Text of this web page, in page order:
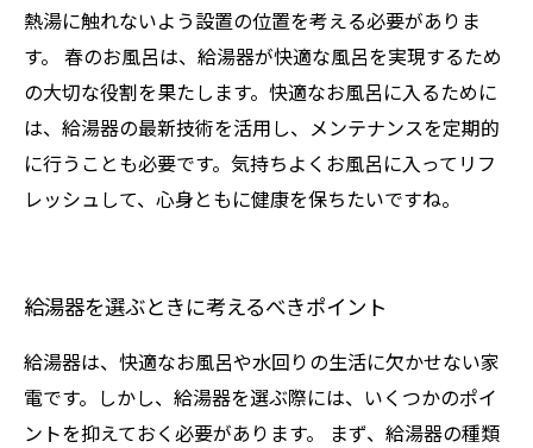
熱湯に触れないよう設置の位置を考える必要がありま
す。 春のお風呂は、給湯器が快適な風呂を実現するため
の大切な役割を果たします。快適なお風呂に入るために
は、給湯器の最新技術を活用し、メンテナンスを定期的
に行うことも必要です。気持ちよくお風呂に入ってリフ
レッシュして、心身ともに健康を保ちたいですね。
給湯器を選ぶときに考えるべきポイント
給湯器は、快適なお風呂や水回りの生活に欠かせない家
電です。しかし、給湯器を選ぶ際には、いくつかのポイ
ントを抑えておく必要があります。 まず、給湯器の種類